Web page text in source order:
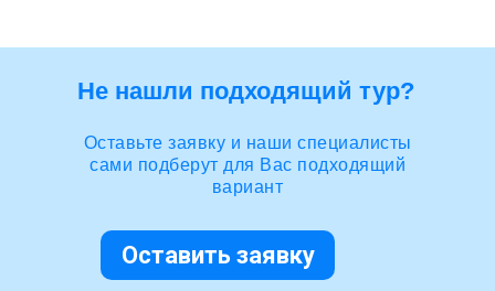
Оставьте заявку и наши специалисты
сами подберут для Вас подходящий
вариант
Не нашли подходящий тур?
Оставить заявку